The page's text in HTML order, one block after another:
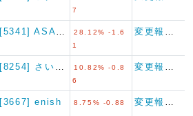
7
28.12% -1.6
1
10.82% -0.8
6
[3667] enish 8.75% -0.88